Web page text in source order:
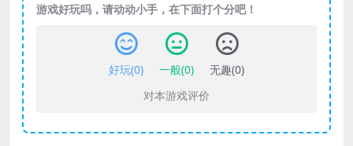
游戏好玩吗，请动动小手，在下面打个分吧！
好玩(0) 一般(0) 无趣(0)
对本游戏评价